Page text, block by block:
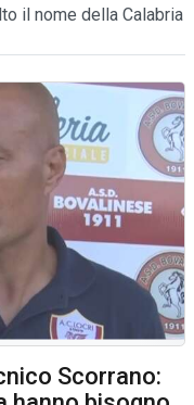
il nome della Calabria
Scorrano: